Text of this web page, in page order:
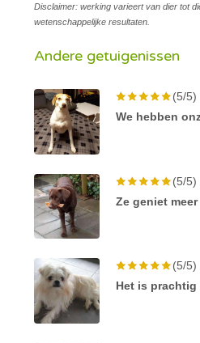
Disclaimer: werking varieert van dier tot
wetenschappelijke resultaten.
Andere getuigenissen
(5/5)
We hebben
(5/5)
Ze geniet
(5/5)
Het is prachtig